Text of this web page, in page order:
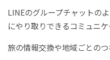
LINEのグループチャットの
にやり取りできるコミュニケ
旅の情報交換や地域ごとのつ